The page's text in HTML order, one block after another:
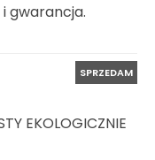
gwarancja.
SPRZEDAM
EKOLOGICZNIE